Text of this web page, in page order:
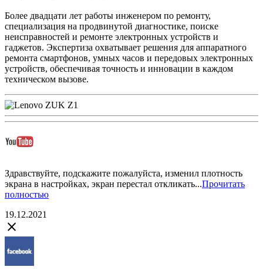
Более двадцати лет работы инженером по ремонту,
специализация на продвинутой диагностике, поиске
неисправностей и ремонте электронных устройств и
гаджетов. Экспертиза охватывает решения для аппаратного
ремонта смартфонов, умных часов и передовых электронных
устройств, обеспечивая точность и инновации в каждом
техническом вызове.
Здравствуйте, подскажите пожалуйста, изменил плотность
экрана в настройках, экран перестал откликать...Прочитать
полностью
19.12.2021
close